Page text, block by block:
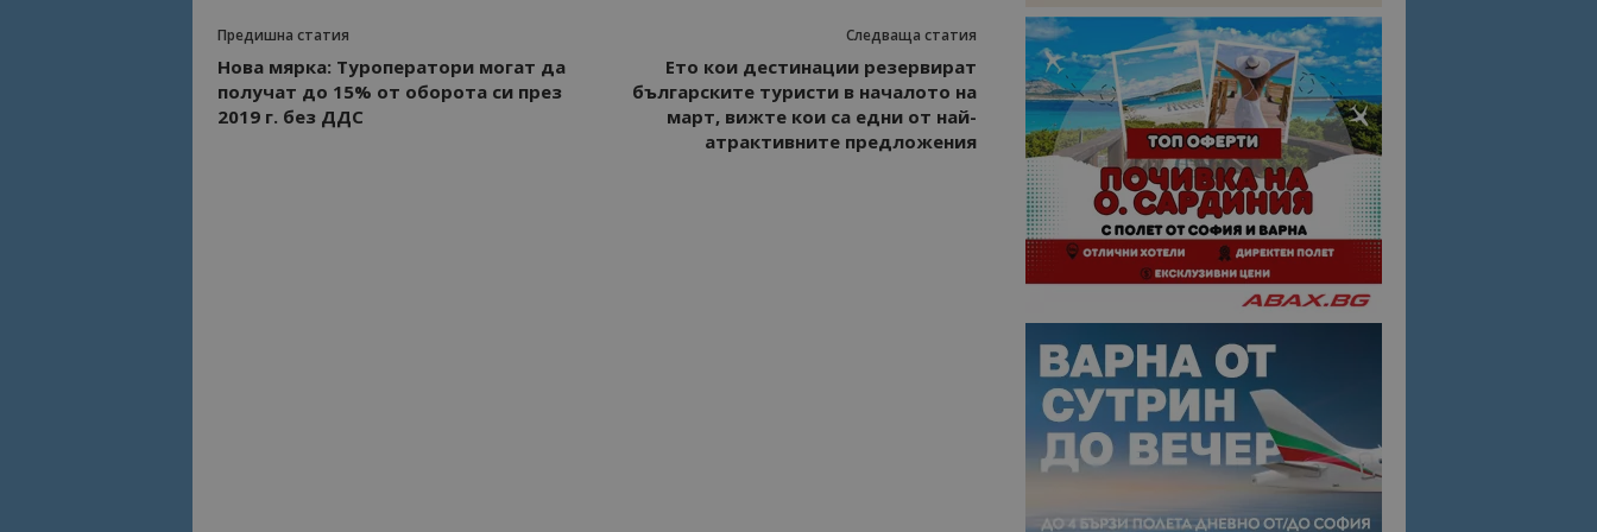
Предишна статия
Нова мярка: Туроператори могат да
получат до 15% от оборота си през
2019 г. без ДДС
Следваща статия
Ето кои дестинации резервират
българските туристи в началото на
март, вижте кои са едни от най-
атрактивните предложения